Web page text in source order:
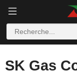
SK Gas